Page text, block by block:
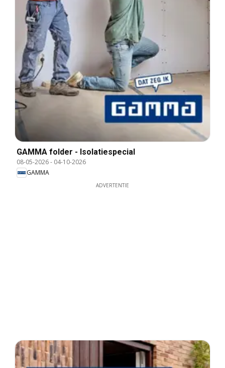
GAMMA folder - Isolatiespecial
08-05-2026- 04-10-2026
GAMMA
ADVERTENTIE